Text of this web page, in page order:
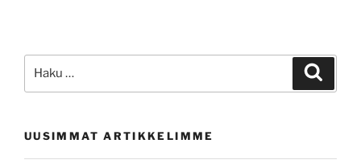
UUSIMMAT ARTIKKELIMME